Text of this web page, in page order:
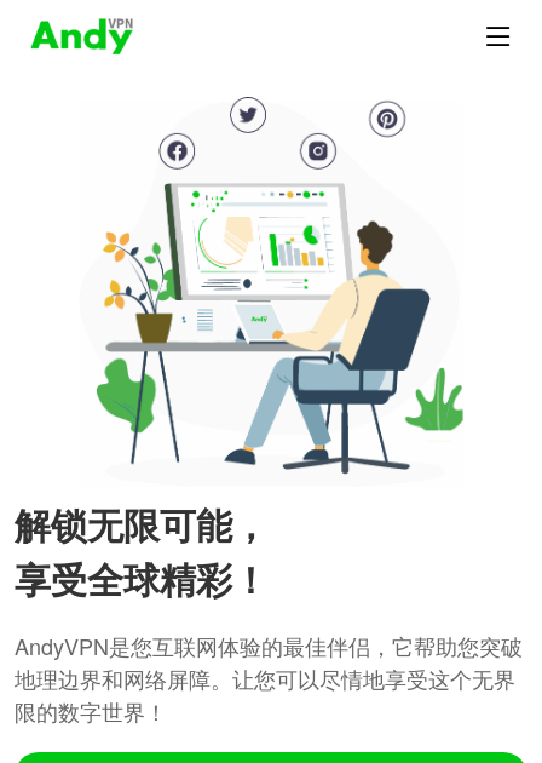
解锁无限可能，
享受全球精彩！
AndyVPN是您互联网体验的最佳伴侣，它帮助您突破
地理边界和网络屏障。让您可以尽情地享受这个无界
限的数字世界！